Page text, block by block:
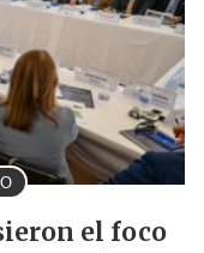
el foco